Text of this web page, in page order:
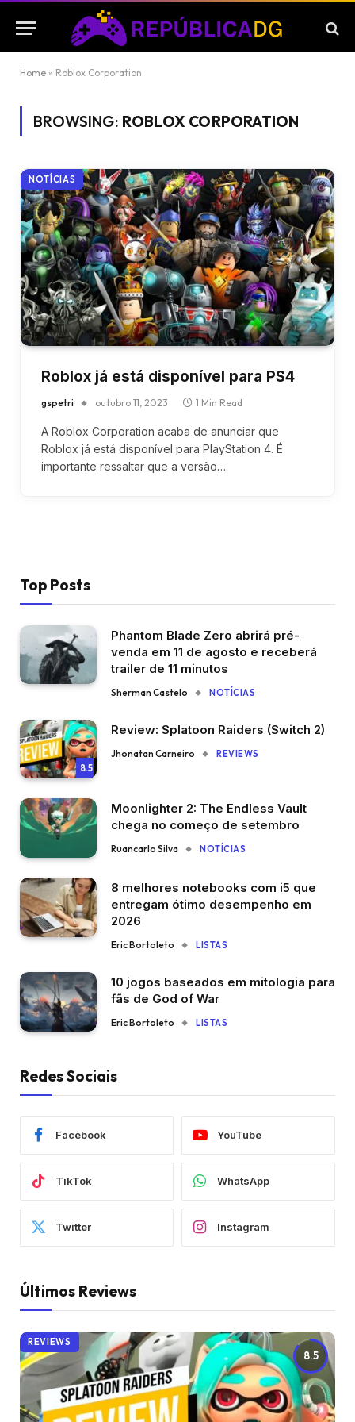
Home » Roblox Corporation
BROWSING: ROBLOX CORPORATION
NOTÍCIAS
Roblox já está disponível para PS4
gspetri outubro 11, 2023 1 Min Read
A Roblox Corporation acaba de anunciar que
Roblox já está disponível para PlayStation 4. É
importante ressaltar que a versão…
Top Posts
Phantom Blade Zero abrirá pré-
venda em 11 de agosto e receberá
trailer de 11 minutos
Sherman Castelo NOTÍCIAS
8.5
Review: Splatoon Raiders (Switch 2)
Jhonatan Carneiro REVIEWS
Moonlighter 2: The Endless Vault
chega no começo de setembro
Ruancarlo Silva NOTÍCIAS
8 melhores notebooks com i5 que
entregam ótimo desempenho em
2026
Eric Bortoleto LISTAS
10 jogos baseados em mitologia para
fãs de God of War
Eric Bortoleto LISTAS
Redes Sociais
Facebook YouTube
TikTok WhatsApp
Twitter Instagram
Últimos Reviews
8.5
REVIEWS